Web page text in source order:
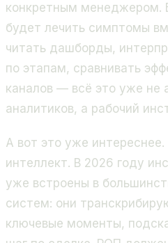
конкретным менеджером.
будет лечить симптомы
читать дашборды,
по этапам, сравнивать
каналов — всё это уже не
аналитиков, а рабочий
А вот это уже
интеллект. В 2026 году
уже встроены в
систем: они
ключевые моменты,